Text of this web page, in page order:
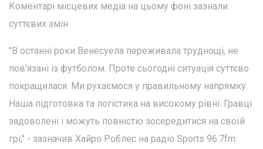
Коментарі місцевих медіа на цьому фоні зазнали
суттєвих змін.
"В останні роки Венесуела переживала труднощі, не
пов'язані із футболом. Проте сьогодні ситуація суттєво
покращилася. Ми рухаємося у правильному напрямку.
Наша підготовка та логістика на високому рівні. Гравці
задоволені і можуть повністю зосередитися на своїй
грі," - зазначив Хайро Роблес на радіо Sports 96.7fm.